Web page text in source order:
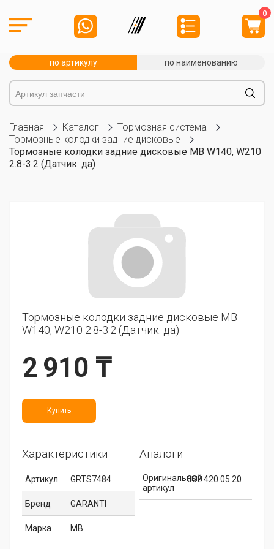
0
по артикулу по наименованию
Главная Каталог
Тормозная система
Тормозные колодки задние дисковые
Тормозные колодки задние дисковые MB W140, W210
2.8-3.2 (Датчик: да)
Тормозные колодки задние дисковые MB
W140, W210 2.8-3.2 (Датчик: да)
2 910 ₸
Купить
Характеристики
Артикул GRTS7484
Бренд GARANTI
Марка MB
Аналоги
Оригинальный
артикул
002 420 05 20